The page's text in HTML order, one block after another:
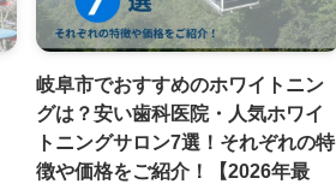
岐阜市でおすすめのホワイトニン
グは？安い歯科医院・人気ホワイ
トニングサロン7選！それぞれの特
徴や価格をご紹介！【2026年最